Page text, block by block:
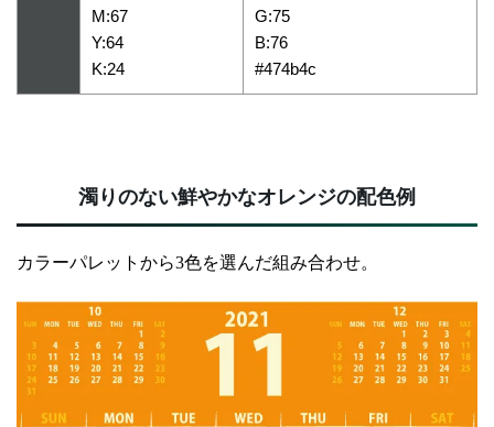
M:67
Y:64
K:24
G:75
B:76
#474b4c
濁りのない鮮やかなオレンジの配色例
カラーパレットから3色を選んだ組み合わせ。